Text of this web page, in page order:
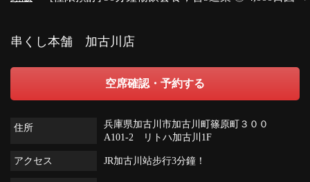
串くし本舗 加古川店
空席確認・予約する
住所
兵庫県加古川市加古川町篠原町３００
A101-2 リトハ加古川1F
アクセス JR加古川站步行3分鐘！